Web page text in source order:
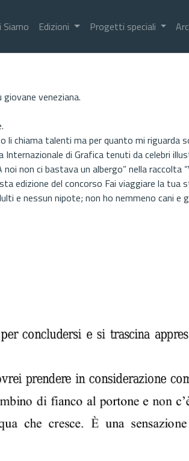
Siamo Edizioni Progetti speciali
veneziana.
chiama talenti ma per quanto mi riguarda
di Grafica tenuti da celebri
non ci bastava un albergo” nella
edizione del concorso Fai viaggiare la tua
e nessun nipote; non ho nemmeno cani